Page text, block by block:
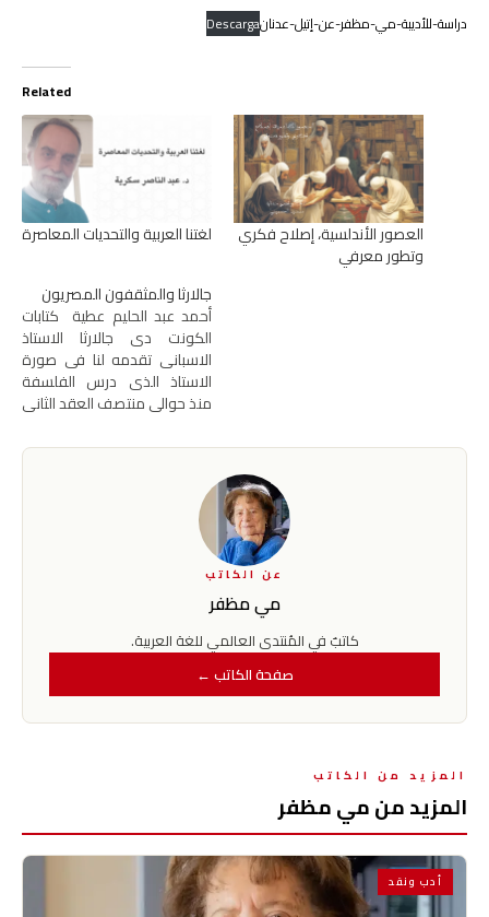
دراسة-للأديبة-مي-مظفر-عن-إتيل-عدنانDescarga
Related
لغتنا العربية والتحديات المعاصرة العصور الأندلسية، إصلاح فكري
وتطور معرفي
جالارثا والمثقفون المصريون
أحمد عبد الحليم عطية كتابات
الكونت دى جالارثا الاستاذ
الاسبانى تقدمه لنا فى صورة
الاستاذ الذى درس الفلسفة
منذ حوالى منتصف العقد الثانى
الجامعة المصرية 1915-1921
الجيل الأول فى الجامعة
المصرية ومن روادها الذين
تلقى…
عن الكاتب
مي مظفر
كاتبٌ في المُنتدى العالمي للغة العربية.
صفحة الكاتب ←
المزيد من الكاتب
المزيد من مي مظفر
أدب ونقد